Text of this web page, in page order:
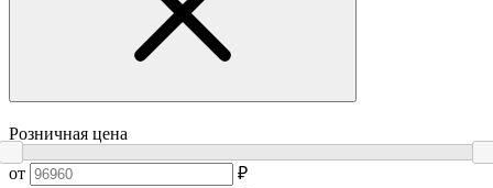
Розничная цена
от
₽